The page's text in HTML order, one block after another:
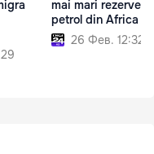
mai mari rezerve
petrol din Africa
26 Фев. 12:32